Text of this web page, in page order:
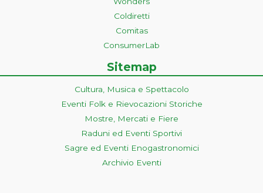
Coldiretti
Comitas
ConsumerLab
Sitemap
Cultura, Musica e Spettacolo
Eventi Folk e Rievocazioni Storiche
Mostre, Mercati e Fiere
Raduni ed Eventi Sportivi
Sagre ed Eventi Enogastronomici
Archivio Eventi